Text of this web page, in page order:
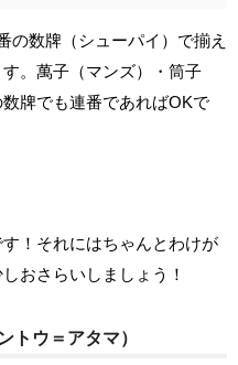
の数牌（シューパイ）で揃え
。萬子（マンズ）・筒子
数牌でも連番であればOKで
！それにはちゃんとわけが
おさらいしましょう！
トウ＝アタマ）